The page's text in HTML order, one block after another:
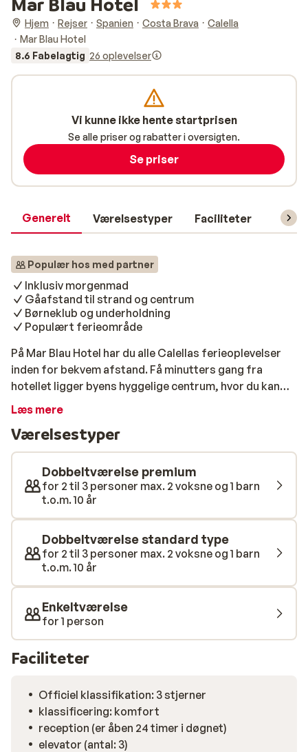
Hjem Rejser Spanien Costa Brava
Calella
Mar Blau Hotel
8.6 Fabelagtig 26 oplevelser
Generelt Værelsestyper Faciliteter
Populær hos med partner
Inklusiv morgenmad
Gåafstand til strand og centrum
Børneklub og underholdning
Populært ferieområde
På Mar Blau Hotel har du alle Calellas ferieoplevelser
inden for bekvem afstand. Få minutters gang fra
hotellet ligger byens hyggelige centrum, hvor du kan
slentre rundt i de smalle gader og se på butikker eller
barer. Foretrækker du at nyde dagene på stranden, har
du også kun få minutters gang til Calellas lang, smukke
sandstrand, hvor du kan bade, slappe af i solen eller
prøve kræfter med strandens mange sjove
vandsportsaktiviteter. På Mar Blau Hotel bor du i
simpelt møblerede værelser. Her er et hyggeligt
poolområde med swimmingpool, poolbar og en
børnepool. For børnene er her også en lille legeplads,
og hotellets børneklub arrangerer sjove aktiviteter i
løbet af ferien. Dit ophold på Mar Blau Hotel inklusiv
morgenmad, så du er sikret en ekstra god start på
dagen på din ferie, og om aftenen arrangerer hotellets
underholdningsteam jævnligt flamengo danseshows og
levende musik. Vi anbefaler Mar Blau Hotel til alle, som
vil bo tæt ved både strand og centrum under ferien i
Læs mere
Værelsestyper
Dobbeltværelse premium
for 2 til 3 personer max. 2 voksne og 1 barn
t.o.m. 10 år
Dobbeltværelse standard type
for 2 til 3 personer max. 2 voksne og 1 barn
t.o.m. 10 år
Enkeltværelse
for 1 person
Faciliteter
Officiel klassifikation: 3 stjerner
klassificering: komfort
reception (er åben 24 timer i døgnet)
elevator (antal: 3)
Vi kunne ikke hente startprisen
Se alle priser og rabatter i oversigten.
Se priser